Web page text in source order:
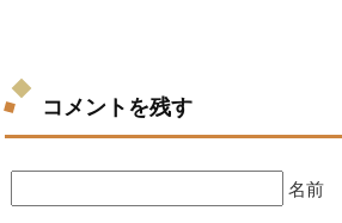
コメントを残す
名前